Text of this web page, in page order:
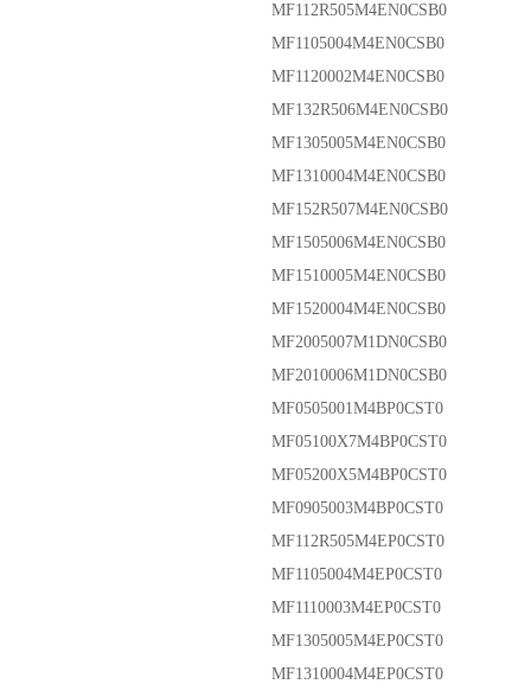
MF112R505M4EN0CSB0
MF1105004M4EN0CSB0
MF1120002M4EN0CSB0
MF132R506M4EN0CSB0
MF1305005M4EN0CSB0
MF1310004M4EN0CSB0
MF152R507M4EN0CSB0
MF1505006M4EN0CSB0
MF1510005M4EN0CSB0
MF1520004M4EN0CSB0
MF2005007M1DN0CSB0
MF2010006M1DN0CSB0
MF0505001M4BP0CST0
MF05100X7M4BP0CST0
MF05200X5M4BP0CST0
MF0905003M4BP0CST0
MF112R505M4EP0CST0
MF1105004M4EP0CST0
MF1110003M4EP0CST0
MF1305005M4EP0CST0
MF1310004M4EP0CST0